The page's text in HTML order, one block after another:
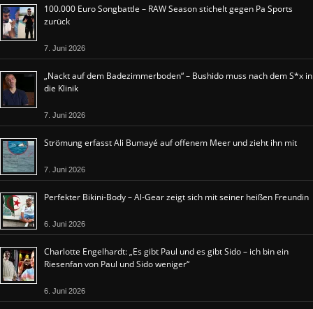
100.000 Euro Songbattle – RAW Season stichelt gegen Pa Sports
zurück
7. Juni 2026
„Nackt auf dem Badezimmerboden“ – Bushido muss nach dem S*x in
die Klinik
7. Juni 2026
Strömung erfasst Ali Bumayé auf offenem Meer und zieht ihn mit
7. Juni 2026
Perfekter Bikini-Body – Al-Gear zeigt sich mit seiner heißen Freundin
6. Juni 2026
Charlotte Engelhardt: „Es gibt Paul und es gibt Sido – ich bin ein
Riesenfan von Paul und Sido weniger“
6. Juni 2026